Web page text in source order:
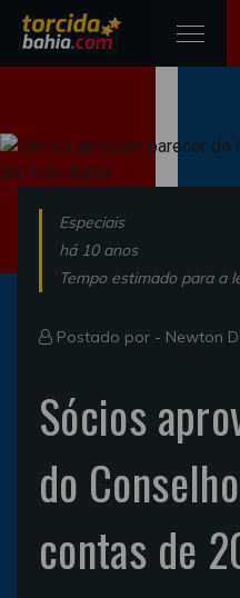
Especiais
há 10 anos
Tempo estimado para a
Postado por - Newton
Sócios
do
contas de